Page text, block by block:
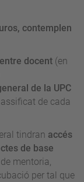
contemplen
docent (en
de la UPC
de cada
tindran accés
de base
mentoria,
per tal que